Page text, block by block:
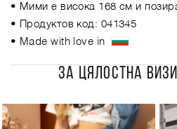
• Мими е висока 168 см и
• Продуктов код: 041345
• Made with love in
ЗА ЦЯЛОСТНА